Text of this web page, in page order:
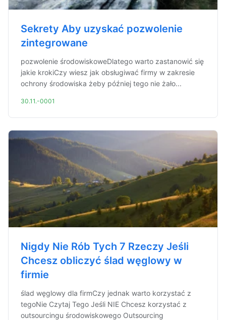
Sekrety Aby uzyskać pozwolenie
zintegrowane
pozwolenie środowiskoweDlatego warto zastanowić się
jakie krokiCzy wiesz jak obsługiwać firmy w zakresie
ochrony środowiska żeby później tego nie żało...
30.11.-0001
Nigdy Nie Rób Tych 7 Rzeczy Jeśli
Chcesz obliczyć ślad węglowy w
firmie
ślad węglowy dla firmCzy jednak warto korzystać z
tegoNie Czytaj Tego Jeśli NIE Chcesz korzystać z
outsourcingu środowiskowego Outsourcing